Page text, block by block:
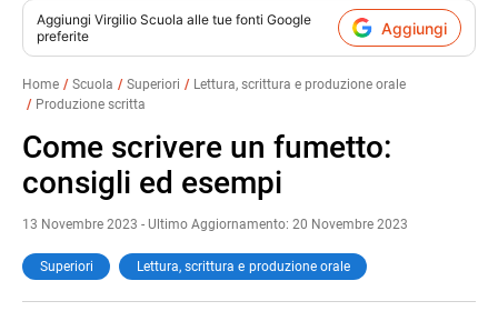
contenuto
Aggiungi Virgilio Scuola alle tue fonti Google
preferite
Aggiungi
Home Scuola Superiori
Lettura, scrittura e produzione orale
Produzione scritta
Come scrivere un fumetto:
consigli ed esempi
13 Novembre 2023 - Ultimo Aggiornamento: 20 Novembre 2023
Superiori Lettura, scrittura e produzione orale